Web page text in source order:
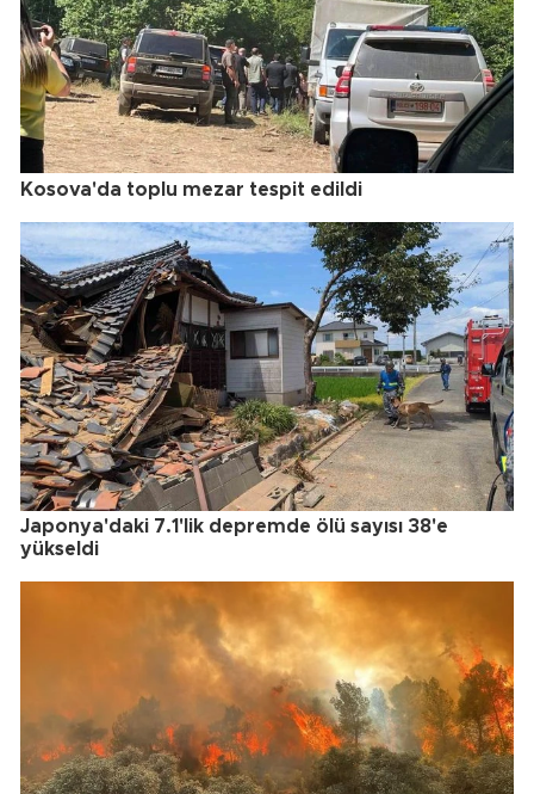
Kosova'da toplu mezar tespit edildi
Japonya'daki 7.1'lik depremde ölü sayısı 38'e
yükseldi